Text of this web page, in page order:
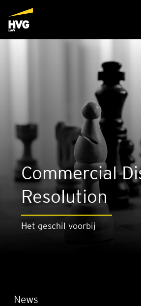
Com­mer­ci­al
Reso­lu­ti­on
Het geschil voorbij
News